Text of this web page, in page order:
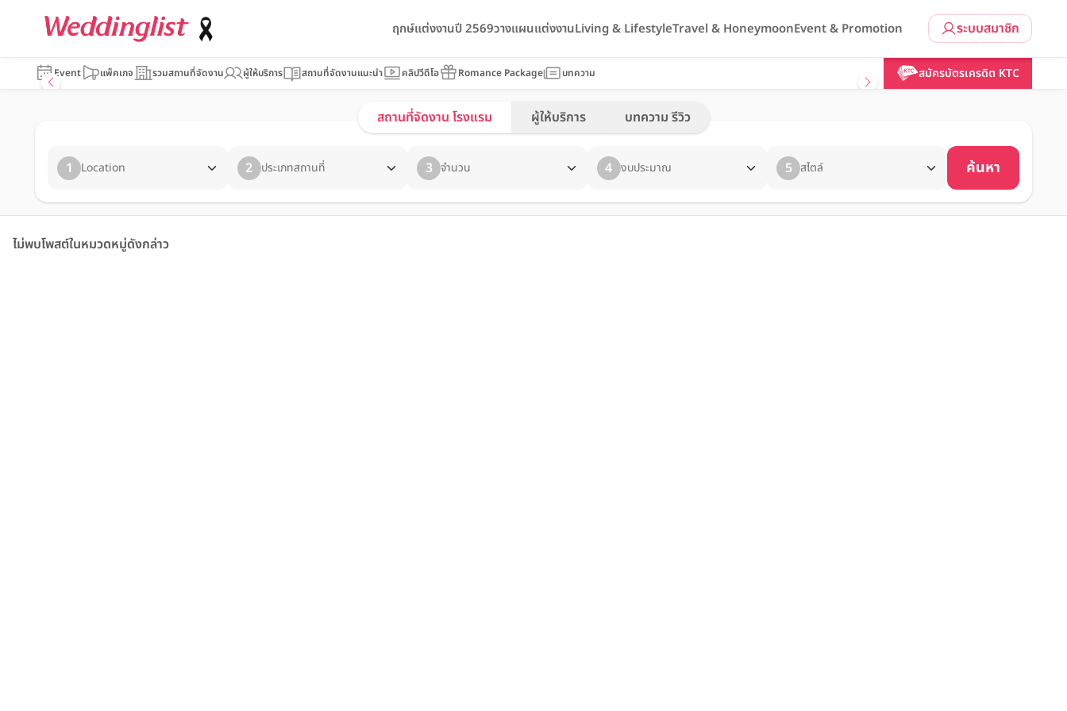
ระบบสมาชิก
ฤกษ์แต่งงานปี 2569วางแผนแต่งงานLiving & LifestyleTravel & HoneymoonEvent & Promotion
Event แพ็คเกจ รวมสถานที่จัดงาน ผู้ให้บริการ สถานที่จัดงานแนะนำ คลิปวีดีโอ Romance Package บทความ สมัครบัตรเครดิต KTC
สถานที่จัดงาน โรงแรม ผู้ให้บริการ บทความ รีวิว
1 Location 2 ประเภทสถานที่ 3 จำนวน 4 งบประมาณ 5 สไตล์ ค้นหา
ไม่พบโพสต์ในหมวดหมู่ดังกล่าว